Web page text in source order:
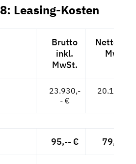
Leasing-Kosten
Brutto
inkl.
MwSt.
Netto
MwSt.
23.930,-
- €
20.109,--
95,-- € 79,83 €